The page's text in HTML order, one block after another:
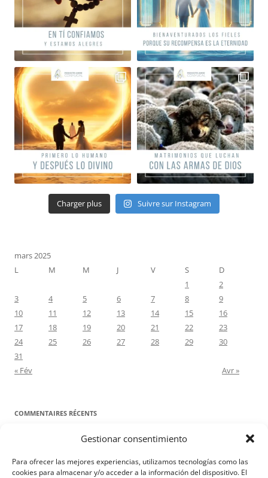
Gestionar consentimiento
Para ofrecer las mejores experiencias, utilizamos tecnologías como las
cookies para almacenar y/o acceder a la información del dispositivo. El
Charger plus Suivre sur Instagram
mars 2025
L
M M J V S
D
1
2
3
4 5 6 7 8
9
10
11 12 13 14 15
16
17
18 19 20 21 22
23
24
25 26 27 28 29
30
31
« Fév
Avr »
COMMENTAIRES RÉCENTS
Proyecto Amor ConyugaldansContre toute attente. Commentaire
pour les époux : Luc 12, 8-12
Manuel MirallesdansContre toute attente. Commentaire pour les